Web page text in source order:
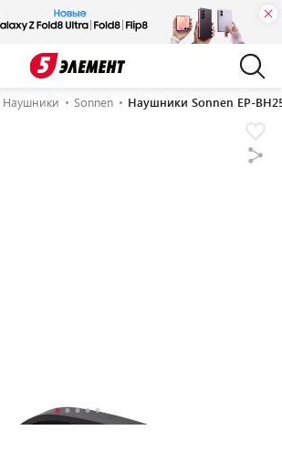
Наушники Sonnen Наушники Sonnen EP-